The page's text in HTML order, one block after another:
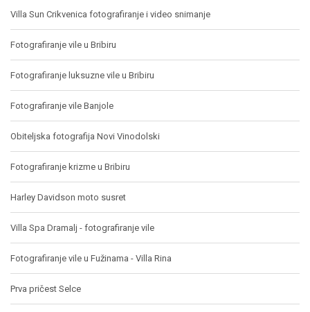
Villa Sun Crikvenica fotografiranje i video snimanje
Fotografiranje vile u Bribiru
Fotografiranje luksuzne vile u Bribiru
Fotografiranje vile Banjole
Obiteljska fotografija Novi Vinodolski
Fotografiranje krizme u Bribiru
Harley Davidson moto susret
Villa Spa Dramalj - fotografiranje vile
Fotografiranje vile u Fužinama - Villa Rina
Prva pričest Selce